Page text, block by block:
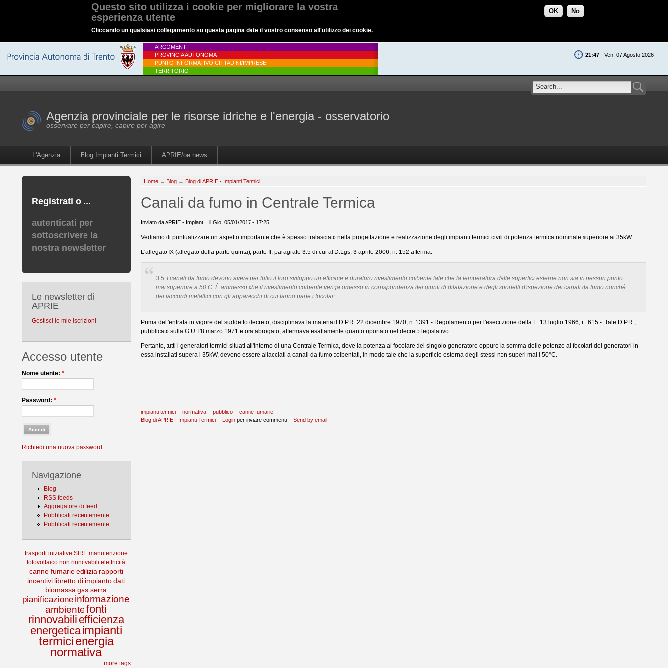
Questo sito utilizza i cookie per migliorare la vostra
esperienza utente
Cliccando un qualsiasi collegamento su questa pagina date il vostro consenso all'utilizzo dei cookie.
OK No
21:47 - Ven. 07 Agosto 2026
ARGOMENTI
PROVINCIA AUTONOMA
PUNTO INFORMATIVO CITTADINI/IMPRESE
TERRITORIO
Agenzia provinciale per le risorse idriche e l'energia - osservatorio
osservare per capire, capire per agire
L'Agenzia Blog Impianti Termici APRIE/oe news
Registrati o ...
autenticati per
sottoscrivere la
nostra newsletter
Le newsletter di
APRIE
Gestisci le mie iscrizioni
Accesso utente
Nome utente: *
Password: *
Richiedi una nuova password
Navigazione
Blog
RSS feeds
Aggregatore di feed
Pubblicati recentemente
Pubblicati recentemente
trasporti iniziative SIRE manutenzione
fotovoltaico non rinnovabili elettricità
canne fumarie edilizia rapporti
incentivi libretto di impianto dati
biomassa gas serra
pianificazione informazione
ambiente fonti
rinnovabili efficienza
energeticaimpianti
termicienergia
normativa
more tags
Home→ Blog→ Blog di APRIE - Impianti Termici
Canali da fumo in Centrale Termica
Inviato da APRIE - Impiant... il Gio, 05/01/2017 - 17:25
Vediamo di puntualizzare un aspetto importante che è spesso tralasciato nella progettazione e realizzazione degli impianti termici civili di potenza termica nominale superiore ai 35kW.
L'allegato IX (allegato della parte quinta), parte II, paragrafo 3.5 di cui al D.Lgs. 3 aprile 2006, n. 152 afferma:
3.5. I canali da fumo devono avere per tutto il loro sviluppo un efficace e duraturo rivestimento coibente tale che la temperatura delle superfici esterne non sia in nessun punto
mai superiore a 50 C. È ammesso che il rivestimento coibente venga omesso in corrispondenza dei giunti di dilatazione e degli sportelli d'ispezione dei canali da fumo nonché
dei raccordi metallici con gli apparecchi di cui fanno parte i focolari.
Prima dell'entrata in vigore del suddetto decreto, disciplinava la materia il D.P.R. 22 dicembre 1970, n. 1391 - Regolamento per l'esecuzione della L. 13 luglio 1966, n. 615 -. Tale D.P.R.,
pubblicato sulla G.U. l'8 marzo 1971 e ora abrogato, affermava esattamente quanto riportato nel decreto legislativo.
Pertanto, tutti i generatori termici situati all'interno di una Centrale Termica, dove la potenza al focolare del singolo generatore oppure la somma delle potenze ai focolari dei generatori in
essa installati supera i 35kW, devono essere allacciati a canali da fumo coibentati, in modo tale che la superficie esterna degli stessi non superi mai i 50°C.
impianti termici normativa pubblico
canne fumarie
Blog di APRIE - Impianti Termici
Loginper inviare commenti Send by email